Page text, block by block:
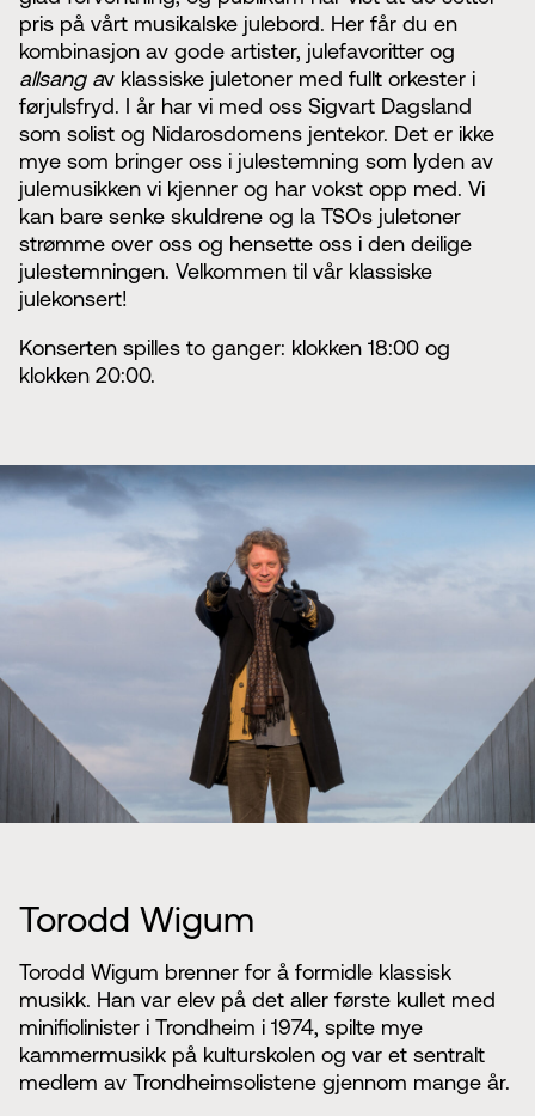
pris på vårt musikalske julebord. Her får du en
kombinasjon av gode artister, julefavoritter og
allsang av klassiske juletoner med fullt orkester i
førjulsfryd. I år har vi med oss Sigvart Dagsland
som solist og Nidarosdomens jentekor. Det er ikke
mye som bringer oss i julestemning som lyden av
julemusikken vi kjenner og har vokst opp med. Vi
kan bare senke skuldrene og la TSOs juletoner
strømme over oss og hensette oss i den deilige
julestemningen. Velkommen til vår klassiske
julekonsert!
Konserten spilles to ganger: klokken 18:00 og
klokken 20:00.
Torodd Wigum
Torodd Wigum brenner for å formidle klassisk
musikk. Han var elev på det aller første kullet med
minifiolinister i Trondheim i 1974, spilte mye
kammermusikk på kulturskolen og var et sentralt
medlem av Trondheimsolistene gjennom mange år.